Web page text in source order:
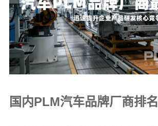
国内PLM汽车品牌厂商排名